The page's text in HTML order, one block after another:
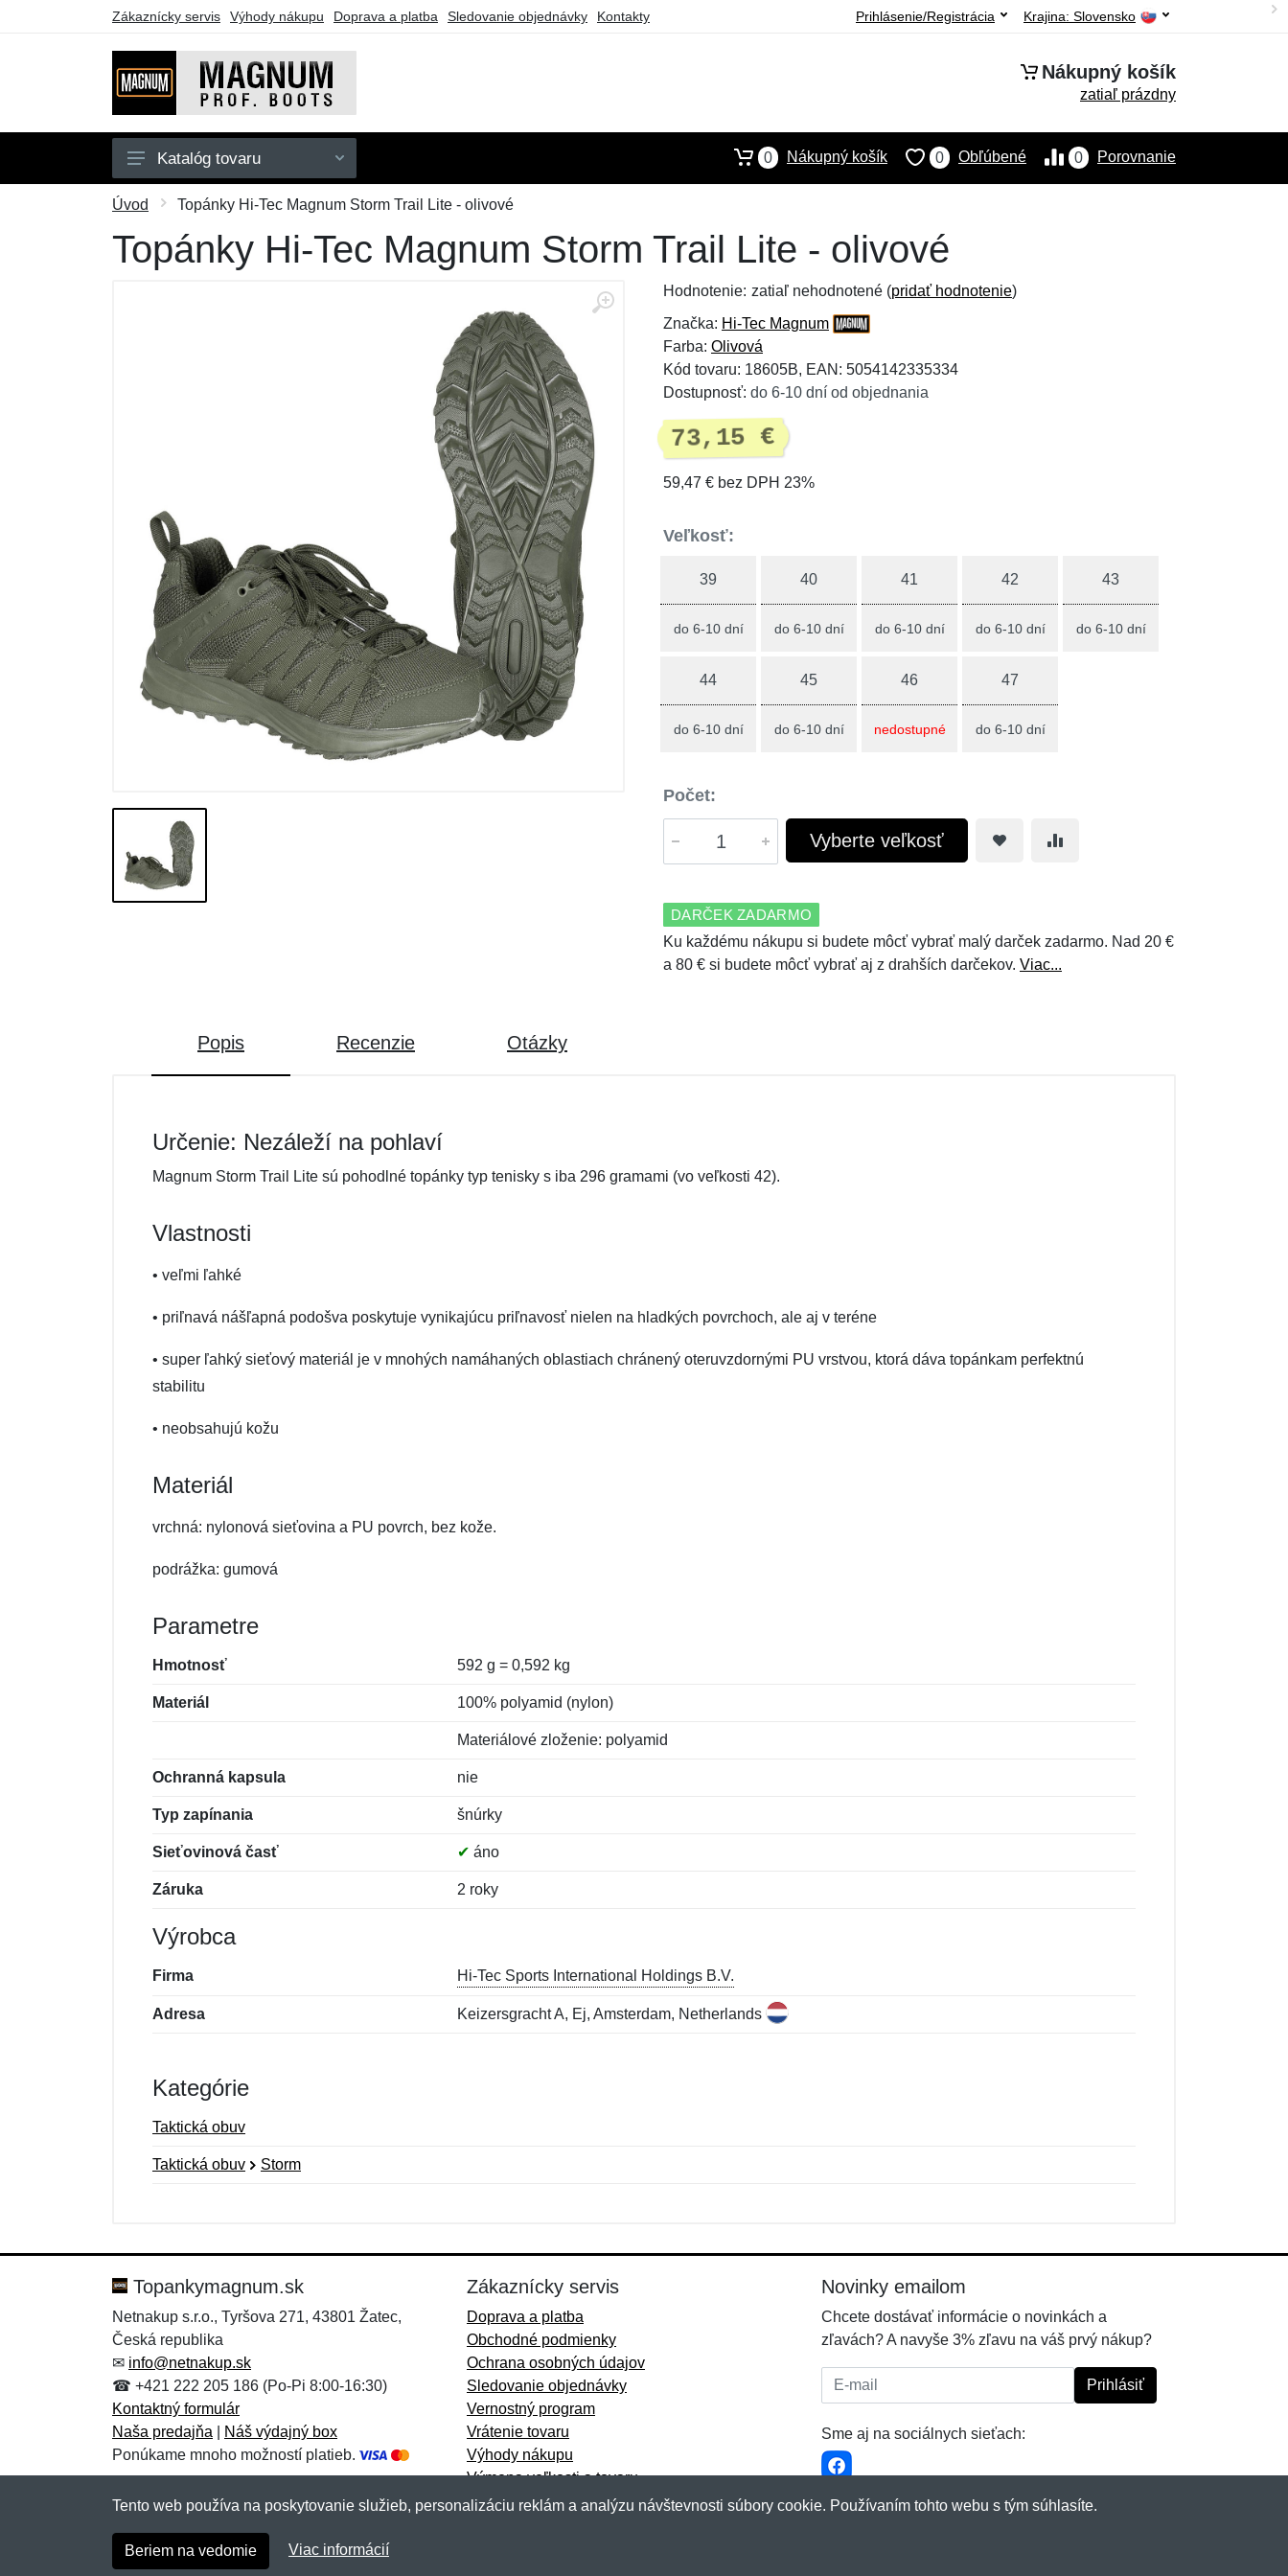
Zákaznícky servis Výhody nákupu Doprava a platba Sledovanie objednávky Kontakty Krajina: Slovensko
Prihlásenie/Registrácia
Nákupný košík
zatiaľ prázdny
Taktická obuv
Pracovná obuv
Športová obuv
Katalóg tovaru 0 Porovnanie
0 Obľúbené
0 Nákupný košík
Úvod Topánky Hi-Tec Magnum Storm Trail Lite - olivové
Topánky Hi-Tec Magnum Storm Trail Lite - olivové
Hodnotenie: zatiaľ nehodnotené (pridať hodnotenie)
Značka: Hi-Tec Magnum
Farba: Olivová
Kód tovaru: 18605B, EAN: 5054142335334
Dostupnosť: do 6-10 dní od objednania
73,15 €
59,47 € bez DPH 23%
Veľkosť:
39
do 6-10 dní
40
do 6-10 dní
41
do 6-10 dní
42
do 6-10 dní
43
do 6-10 dní
44
do 6-10 dní
45
do 6-10 dní
46
nedostupné
47
do 6-10 dní
Počet:
Vyberte veľkosť
DARČEK ZADARMO
Ku každému nákupu si budete môcť vybrať malý darček zadarmo. Nad 20 €
a 80 € si budete môcť vybrať aj z drahších darčekov. Viac...
Popis Recenzie Otázky
Určenie: Nezáleží na pohlaví
Magnum Storm Trail Lite sú pohodlné topánky typ tenisky s iba 296 gramami (vo veľkosti 42).
Vlastnosti
• veľmi ľahké
• priľnavá nášľapná podošva poskytuje vynikajúcu priľnavosť nielen na hladkých povrchoch, ale aj v teréne
• super ľahký sieťový materiál je v mnohých namáhaných oblastiach chránený oteruvzdornými PU vrstvou, ktorá dáva topánkam perfektnú
stabilitu
• neobsahujú kožu
Materiál
vrchná: nylonová sieťovina a PU povrch, bez kože.
podrážka: gumová
Parametre
Hmotnosť 592 g = 0,592 kg
Materiál 100% polyamid (nylon)
Materiálové zloženie: polyamid
Ochranná kapsula nie
Typ zapínania šnúrky
Sieťovinová časť ✔ áno
Záruka 2 roky
Výrobca
Firma Hi-Tec Sports International Holdings B.V.
Adresa Keizersgracht A, Ej, Amsterdam, Netherlands
Kategórie
Taktická obuv
Taktická obuv Storm
Správa*
Pridať
Správa*
Pridať
Topankymagnum.sk
Netnakup s.r.o., Tyršova 271, 43801 Žatec,
Česká republika
✉ info@netnakup.sk
☎ +421 222 205 186 (Po-Pi 8:00-16:30)
Kontaktný formulár
Naša predajňa
Náš výdajný box
Ponúkame mnoho možností platieb.
Zákaznícky servis
Doprava a platba
Obchodné podmienky
Ochrana osobných údajov
Sledovanie objednávky
Vernostný program
Vrátenie tovaru
Výhody nákupu
Výmena veľkosti a tovaru
Viac informácií...
Novinky emailom
Chcete dostávať informácie o novinkách a
zľavách? A navyše 3% zľavu na váš prvý nákup?
E-mail: Prihlásiť
Sme aj na sociálnych sieťach:
Copyright © 2007-2026 (19 rokov s vami)
Tento web používa na poskytovanie služieb, personalizáciu reklám a analýzu návštevnosti súbory cookie. Používaním tohto webu s tým súhlasíte.
Beriem na vedomie Viac informácií